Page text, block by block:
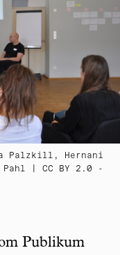
Palzkill, Hernani
| CC BY 2.0 -
Publikum